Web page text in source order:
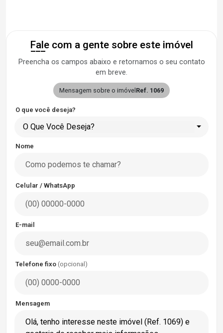
Fale com a gente sobre este imóvel
Preencha os campos abaixo e retornamos o seu contato
em breve.
Mensagem sobre o imóvel Ref. 1069
O que você deseja?
O Que Você Deseja?
Nome
Celular / WhatsApp
E-mail
Telefone fixo (opcional)
Mensagem